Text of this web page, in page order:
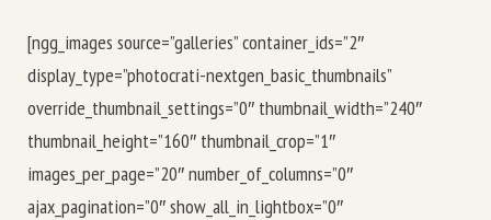
[ngg_images source=”galleries” container_ids=”2″
display_type=”photocrati-nextgen_basic_thumbnails”
override_thumbnail_settings=”0″ thumbnail_width=”240″
thumbnail_height=”160″ thumbnail_crop=”1″
images_per_page=”20″ number_of_columns=”0″
ajax_pagination=”0″ show_all_in_lightbox=”0″